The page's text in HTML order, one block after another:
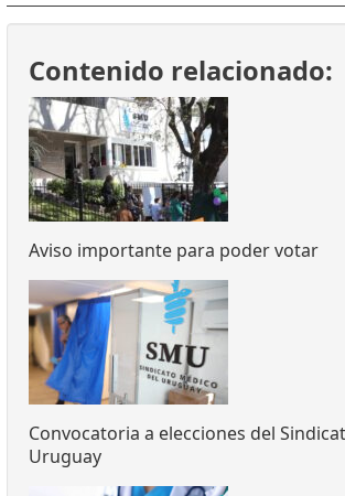
Contenido relacionado:
Aviso importante para poder votar
Convocatoria a elecciones del
Uruguay